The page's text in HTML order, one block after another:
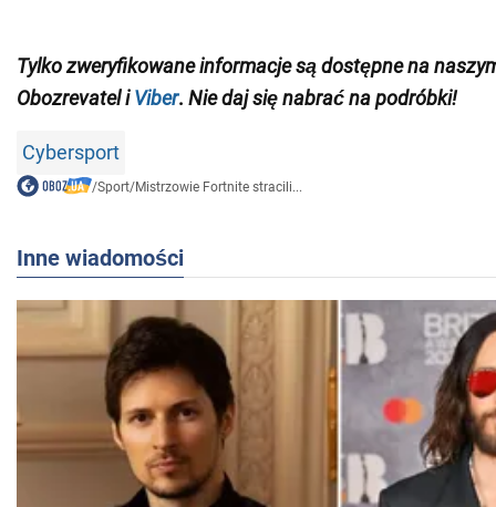
Tylkozweryfikowane informacje są dostępne na
ObozrevateliViber. Nie daj się nabrać na podróbki!
Cybersport
/Sport/Mistrzowie Fortnite stracili...
Inne wiadomości